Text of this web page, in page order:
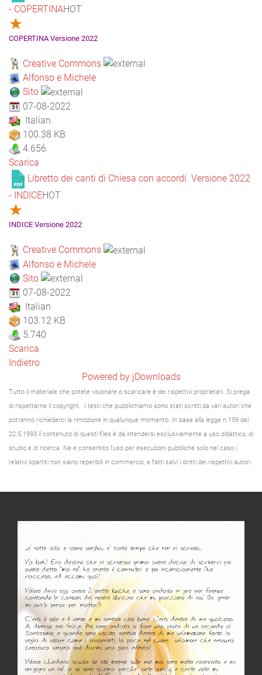
- COPERTINAHOT
COPERTINA Versione 2022
Creative Commons
Alfonso e Michele
Sito
07-08-2022
Italian
100.38 KB
4.656
Scarica
Libretto dei canti di Chiesa con accordi. Versione 2022
- INDICEHOT
INDICE Versione 2022
Creative Commons
Alfonso e Michele
Sito
07-08-2022
Italian
103.12 KB
5.740
Scarica
Indietro
Powered by jDownloads
Tutto il materiale che potete visionare o scaricare è dei rispettivi proprietari. Si prega
di rispettarne il copyright. I testi che pubblichiamo sono stati scritti da vari autori che
potranno richiederci la rimozione in qualunque momento. In base alla legge n.159 del
22.5.1993 il contenuto di questi files è da intendersi esclusivamente a uso didattico, di
studio e di ricerca. Ne è consentito l'uso per esecuzioni pubbliche solo nel caso i
relativi spartiti non siano reperibili in commercio, e fatti salvi i diritti dei rispettivi autori.